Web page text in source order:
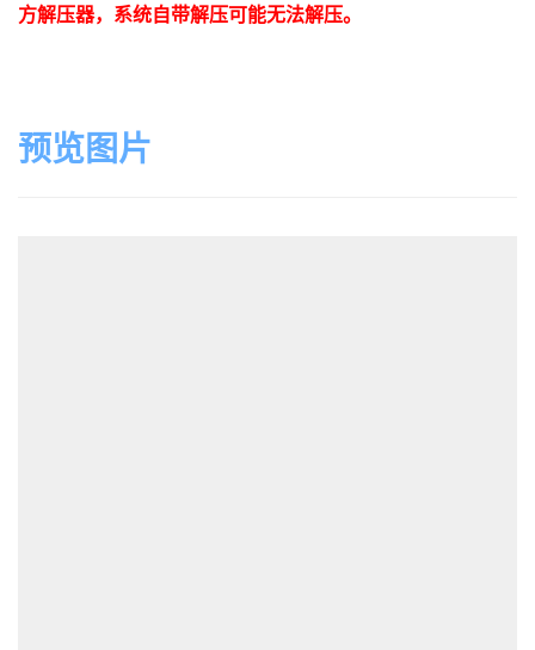
方解压器，系统自带解压可能无法解压。
预览图片